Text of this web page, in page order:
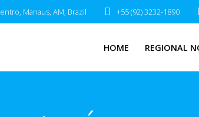
Manaus, AM, Brazil +55 (92) 3232-1890
HOME REGIONAL